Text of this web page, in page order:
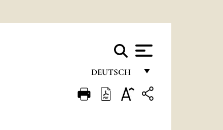
DEUTSCH
FRANÇAIS